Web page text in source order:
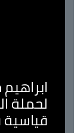
لحملة